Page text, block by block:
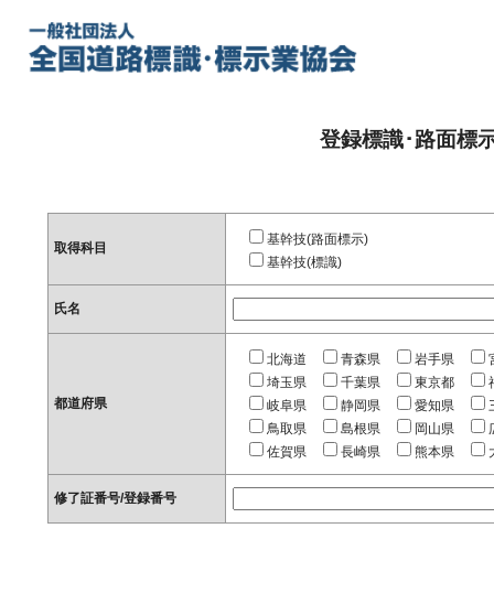
登録標識･路面標
取得科目
基幹技(路面標示)
基幹技(標識)
氏名
都道府県
北海道 青森県 岩手県
埼玉県
千葉県 東京都
岐阜県
静岡県 愛知県
鳥取県
島根県 岡山県
佐賀県
長崎県 熊本県
修了証番号/登録番号